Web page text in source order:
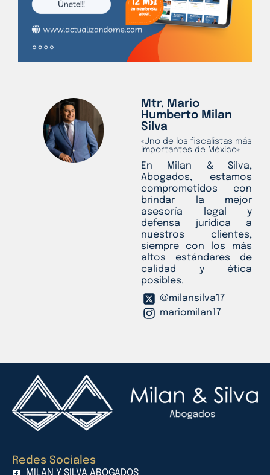
Mtr. Mario
Humberto Milan
Silva
«Uno de los fiscalistas más
importantes de México»
En Milan & Silva,
Abogados, estamos
comprometidos con
brindar la mejor
asesoría legal y
defensa jurídica a
nuestros clientes,
siempre con los más
altos estándares de
calidad y ética
posibles.
@milansilva17
mariomilan17
Redes Sociales